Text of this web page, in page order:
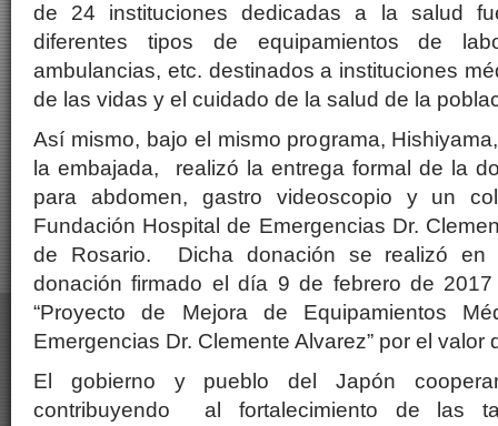
de 24 instituciones dedicadas a la salud
diferentes tipos de equipamientos de
ambulancias, etc. destinados a instituciones
de las vidas y el cuidado de la salud de la
Así mismo, bajo el mismo programa,
la embajada, realizó la entrega formal de la
para abdomen, gastro videoscopio y un
Fundación Hospital de Emergencias Dr.
de Rosario. Dicha donación se realizó en
donación firmado el día 9 de febrero de
“Proyecto de Mejora de Equipamientos
Emergencias Dr. Clemente Alvarez” por el valor
El gobierno y pueblo del Japón
contribuyendo al fortalecimiento de las